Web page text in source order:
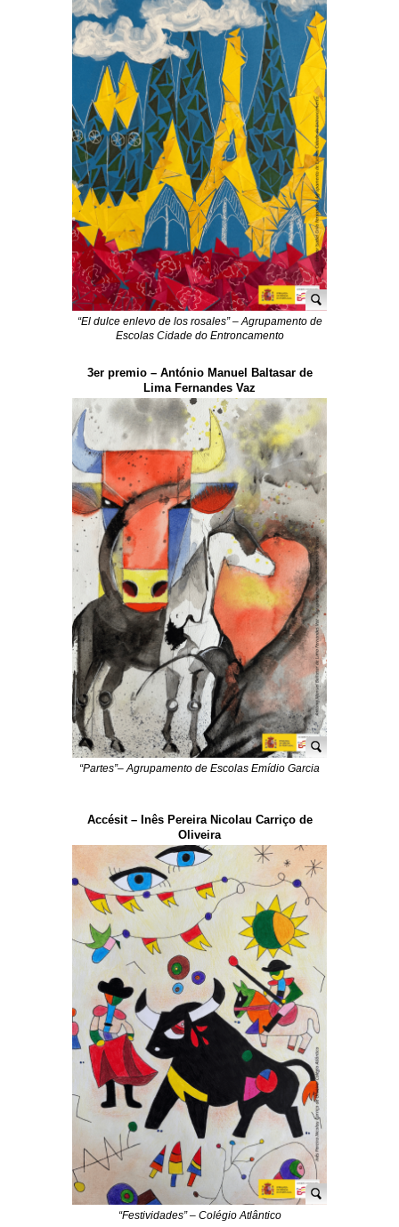
“El dulce enlevo de los rosales” – Agrupamento de
Escolas Cidade do Entroncamento
3er premio – António Manuel Baltasar de
Lima Fernandes Vaz
“Partes”– Agrupamento de Escolas Emídio Garcia
Accésit – Inês Pereira Nicolau Carriço de
Oliveira
“Festividades” – Colégio Atlântico